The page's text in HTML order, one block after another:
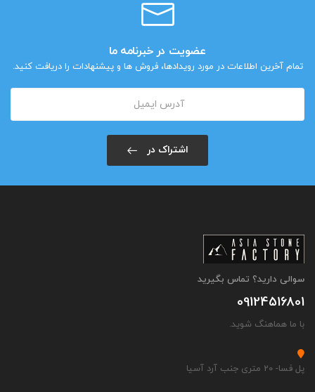
عضویت در خبرنامه ما
تمام آخرین اطلاعات در مورد رویدادها، فروش ها و پیشنهادات را دریافت کنید.
اشتراک در
سوالی دارید؟ تماس بگیرید
09124516801
با ما هماهنگ شوید.
پل فسا- 20 متری جنب آرد آسیا